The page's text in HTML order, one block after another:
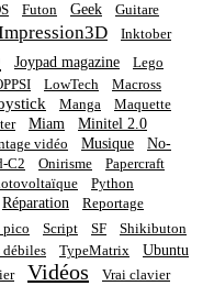
Futon Geek
Guitare
Inktober
Joypad magazine Lego
LowTech Macross
Manga Maquette
Miam Minitel 2.0
vidéo Musique
No-
C2 Onirisme
Papercraft
Python
Réparation Reportage
Script SF
Shikibuton
débiles TypeMatrix Ubuntu
Vidéos
Vrai clavier